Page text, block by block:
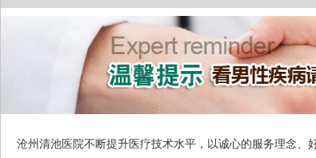
沧州清池医院不断提升医疗技术水平，以诚心的服务理念、